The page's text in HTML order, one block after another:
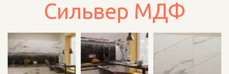
Сильвер МДФ